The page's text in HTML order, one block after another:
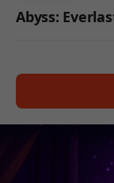
Abyss: